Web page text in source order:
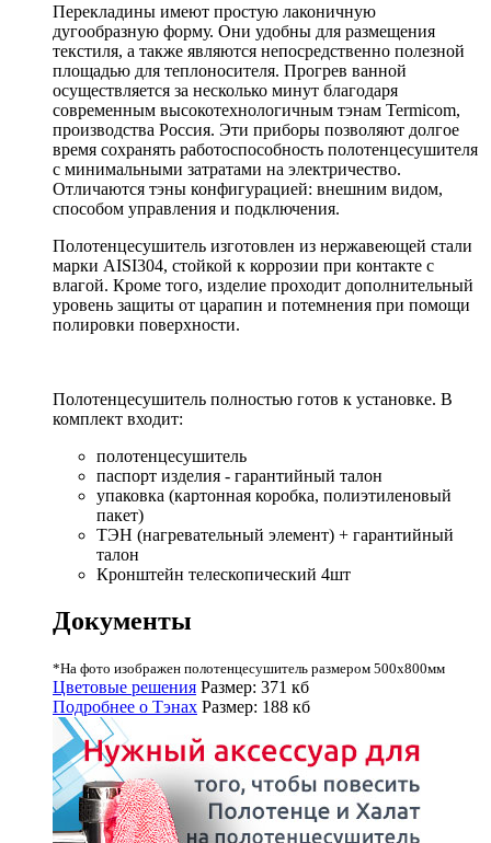
Перекладины имеют простую лаконичную
дугообразную форму. Они удобны для размещения
текстиля, а также являются непосредственно полезной
площадью для теплоносителя. Прогрев ванной
осуществляется за несколько минут благодаря
современным высокотехнологичным тэнам Termicom,
производства Россия. Эти приборы позволяют долгое
время сохранять работоспособность полотенцесушителя
с минимальными затратами на электричество.
Отличаются тэны конфигурацией: внешним видом,
способом управления и подключения.
Полотенцесушитель изготовлен из нержавеющей стали
марки AISI304, стойкой к коррозии при контакте с
влагой. Кроме того, изделие проходит дополнительный
уровень защиты от царапин и потемнения при помощи
полировки поверхности.
Полотенцесушитель полностью готов к установке. В
комплект входит:
полотенцесушитель
паспорт изделия - гарантийный талон
упаковка (картонная коробка, полиэтиленовый
пакет)
ТЭН (нагревательный элемент) + гарантийный
талон
Кронштейн телескопический 4шт
Документы
*На фото изображен полотенцесушитель размером 500х800мм
Цветовые решения Размер: 371 кб
Подробнее о Тэнах Размер: 188 кб